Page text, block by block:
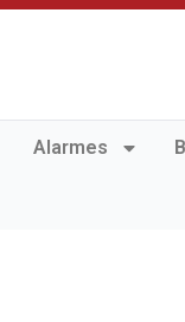
Alarmes